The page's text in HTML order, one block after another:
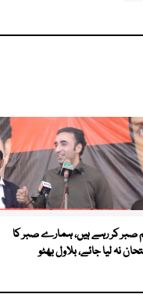
صبر کر رہے ہیں، ہمارے صبر کا
نہ لیا جائے، بلاول بھٹو